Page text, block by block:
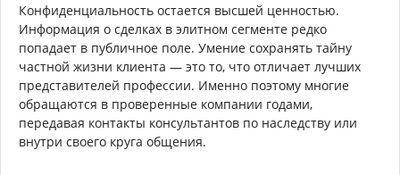
Конфиденциальность остается высшей ценностью.
Информация о сделках в элитном сегменте редко
попадает в публичное поле. Умение сохранять тайну
частной жизни клиента — это то, что отличает лучших
представителей профессии. Именно поэтому многие
обращаются в проверенные компании годами,
передавая контакты консультантов по наследству или
внутри своего круга общения.